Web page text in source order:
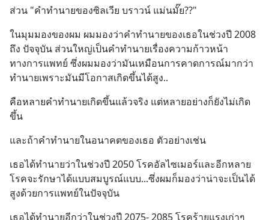
ส่วน "คำทำนายของซิลเวีย บราวน์ แม่นมั๊ย??"
ในมุมมองของผม ผมมองว่าคำทำนายของเธอในช่วงปี 2008
ถึง ปัจจุบัน ส่วนใหญ่เป็นคำทำนายเรื่องความก้าวหน้า
ทางการแพทย์ ซึ่งผมมองว่ามันเหมือนการคาดการณ์มากว่า
ทำนายเพราะมันมีโอกาสเกิดขึ้นได้สูง..
คือหลายคำทำนายเกิดขึ้นแล้วจริง แต่หลายอย่างก็ยังไม่เกิด
ขึ้น
และถ้าคำทำนายในอนาคตของเธอ ตัวอย่างเช่น
เธอได้ทำนายว่าในช่วงปี 2050 โรคอัลไซเมอร์และอีกหลาย
โรคจะรักษาได้แบบสมบูรณ์แบบ...ซึ่งผมก็มองว่าน่าจะเป็นได้
สูงด้วยการแพทย์ในปัจจุบัน
เธอได้ทำนายอีกว่าในช่วงปี 2075- 2085 โรคร้ายแรงเก่าๆ